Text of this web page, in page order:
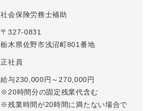
社会保険労務士補助
〒327-0831
栃木県佐野市浅沼町801番地
正社員
給与230,000円～270,000円
※20時間分の固定残業代含む
※残業時間が20時間に満たない場合で